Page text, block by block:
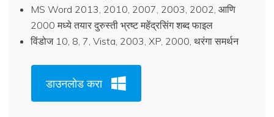
MS Word 2013, 2010, 2007, 2003, 2002, आणि
2000 मध्ये तयार दुरुस्ती भ्रष्ट महेंद्रसिंग शब्द फाइल
विंडोज 10, 8, 7, Vista, 2003, XP, 2000, थरंगा समर्थन
डाउनलोड करा